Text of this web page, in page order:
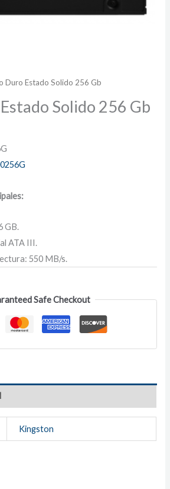
Duro Estado Solido 256 Gb
Solido 256 Gb
GB.
ATA III.
550 MB/s.
Safe Checkout
Kingston